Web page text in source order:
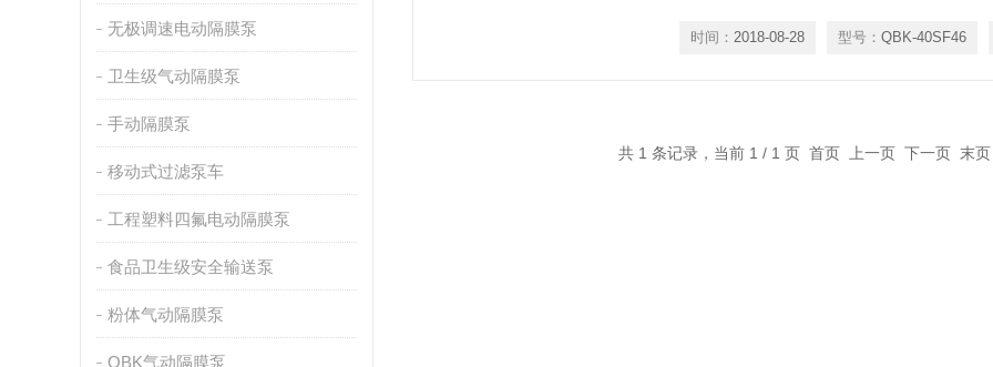
无极调速电动隔膜泵
卫生级气动隔膜泵
手动隔膜泵
移动式过滤泵车
工程塑料四氟电动隔膜泵
食品卫生级安全输送泵
粉体气动隔膜泵
QBK气动隔膜泵
时间： 2018-08-28 型号： QBK-40SF46
共 1 条记录，当前 1 / 1 页 首页 上一页 下一页 末